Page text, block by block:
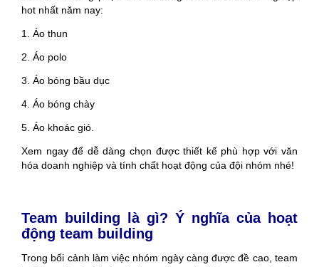
hot nhất năm nay:
1. Áo thun
2. Áo polo
3. Áo bóng bầu dục
4. Áo bóng chày
5. Áo khoác gió.
Xem ngay để dễ dàng chọn được thiết kế phù hợp với văn
hóa doanh nghiệp và tính chất hoạt động của đội nhóm nhé!
Team building là gì? Ý nghĩa của hoạt
động team building
Trong bối cảnh làm việc nhóm ngày càng được đề cao, team